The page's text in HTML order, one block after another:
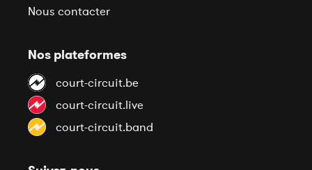
Nous contacter
Nos plateformes
court-circuit.be
court-circuit.live
court-circuit.band